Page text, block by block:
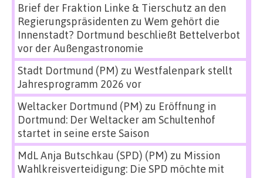
Brief der Fraktion Linke & Tierschutz an den
Regierungspräsidenten zu Wem gehört die
Innenstadt? Dortmund beschließt Bettelverbot
vor der Außengastronomie
Stadt Dortmund (PM) zu Westfalenpark stellt
Jahresprogramm 2026 vor
Weltacker Dortmund (PM) zu Eröffnung in
Dortmund: Der Weltacker am Schultenhof
startet in seine erste Saison
MdL Anja Butschkau (SPD) (PM) zu Mission
Wahlkreisverteidigung: Die SPD möchte mit